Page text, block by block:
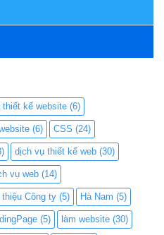
thiết kế website (6)
(6) CSS (24)
dịch vụ thiết kế web (30)
vụ web (14)
Công ty (5) Hà Nam (5)
(5) làm website (30)